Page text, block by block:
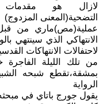
لازال هو مقدمات
التضحية(المعنى المزدوج)
عملية(مص)ماري من
الانتهاكي الذي سينتهي
لاحتفالات الانتهاكات
من تلك الليلة
بمشقة،تقطع شبحه
الرواية
يقول جورج باتاي في